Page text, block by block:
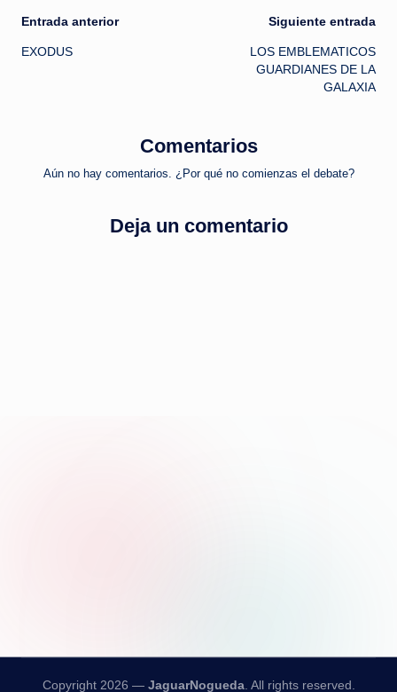
Navegación
de
Entrada anterior
EXODUS
Siguiente entrada
LOS EMBLEMATICOS
GUARDIANES DE LA
GALAXIA
Comentarios
Aún no hay comentarios. ¿Por qué no comienzas el debate?
Deja un comentario
Copyright 2026 — JaguarNogueda. All rights reserved.